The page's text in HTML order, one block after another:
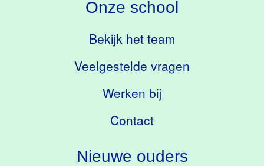
Nieuwe ouders
Onze school
Bekijk het team
Veelgestelde vragen
Werken bij
Contact